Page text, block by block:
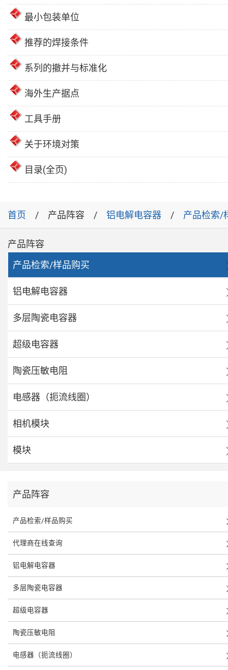
最小包装单位
推荐的焊接条件
系列的撤并与标准化
海外生产据点
工具手册
关于环境对策
目录(全页)
首页 产品阵容 铝电解电容器 产品检索/
产品阵容
产品检索/样品购买
铝电解电容器
多层陶瓷电容器
超级电容器
陶瓷压敏电阻
电感器（扼流线圈）
相机模块
模块
产品阵容
产品检索/样品购买
代理商在线查询
铝电解电容器
多层陶瓷电容器
超级电容器
陶瓷压敏电阻
电感器（扼流线圈）